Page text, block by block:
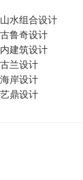
山水组合设计
古鲁奇设计
内建筑设计
古兰设计
海岸设计
艺鼎设计